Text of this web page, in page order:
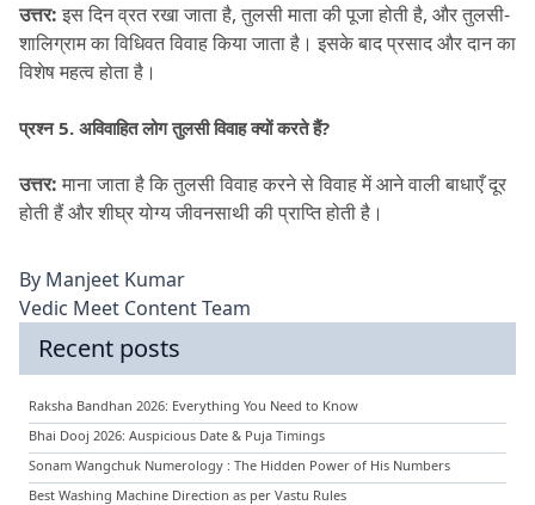
उत्तर: इस दिन व्रत रखा जाता है, तुलसी माता की पूजा होती है, और तुलसी-
शालिग्राम का विधिवत विवाह किया जाता है। इसके बाद प्रसाद और दान का
विशेष महत्व होता है।
प्रश्न 5. अविवाहित लोग तुलसी विवाह क्यों करते हैं?
उत्तर: माना जाता है कि तुलसी विवाह करने से विवाह में आने वाली बाधाएँ दूर
होती हैं और शीघ्र योग्य जीवनसाथी की प्राप्ति होती है।
By Manjeet Kumar
Vedic Meet Content Team
Recent posts
Raksha Bandhan 2026: Everything You Need to Know
Bhai Dooj 2026: Auspicious Date & Puja Timings
Sonam Wangchuk Numerology : The Hidden Power of His Numbers
Best Washing Machine Direction as per Vastu Rules